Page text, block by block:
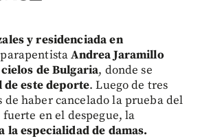
y residenciada en
Andrea Jaramillo
de Bulgaria, donde se
de este deporte. Luego de tres
de haber cancelado la prueba del
en el despegue, la
la especialidad de damas.